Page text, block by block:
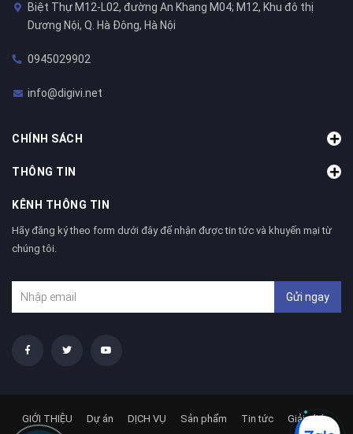
Biệt Thự M12-L02, đường An Khang M04; M12, Khu đô thị
Dương Nội, Q. Hà Đông, Hà Nội
0945029902
info@digivi.net
CHÍNH SÁCH
THÔNG TIN
KÊNH THÔNG TIN
Hãy đăng ký theo form dưới đây để nhận được tin tức và khuyến mại từ
chúng tôi.
Gửi ngay
GIỚI THIỆU Dự án DỊCH VỤ Sản phẩm Tin tức Giải pháp